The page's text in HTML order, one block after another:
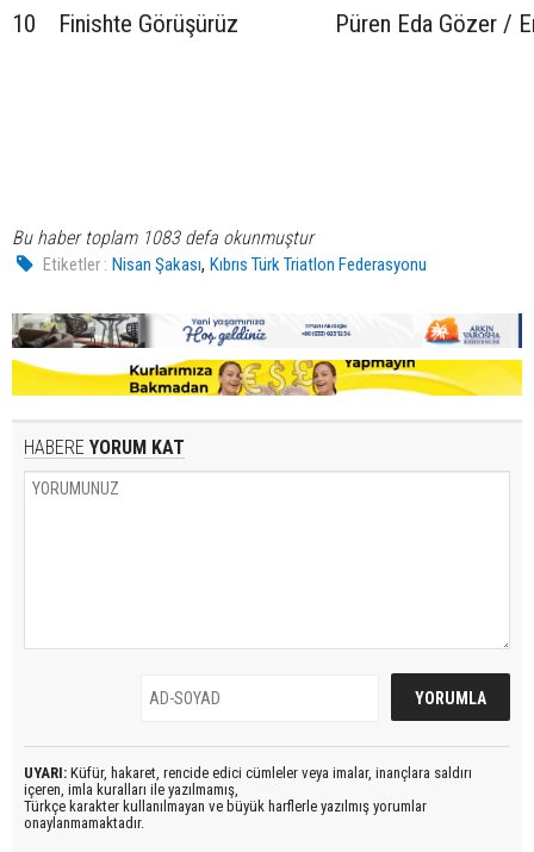
10 Finishte Görüşürüz Püren Eda Gözer /
Bu haber toplam 1083 defa okunmuştur
Etiketler : Nisan Şakası,Kıbrıs Türk Triatlon Federasyonu
HABERE YORUM KAT
UYARI: Küfür, hakaret, rencide edici cümleler veya imalar, inançlara saldırı
içeren, imla kuralları ile yazılmamış,
Türkçe karakter kullanılmayan ve büyük harflerle yazılmış yorumlar
onaylanmamaktadır.